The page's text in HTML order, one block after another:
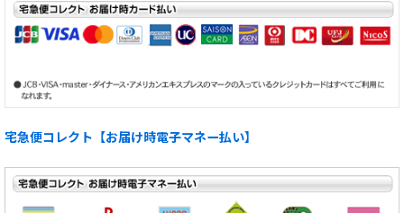
宅急便コレクト【お届け時電子マネー払い】